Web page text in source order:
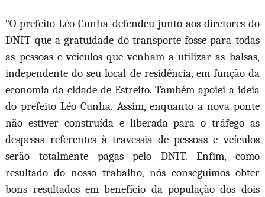
“O prefeito Léo Cunha defendeu junto aos diretores do
DNIT que a gratuidade do transporte fosse para todas
as pessoas e veículos que venham a utilizar as balsas,
independente do seu local de residência, em função da
economia da cidade de Estreito. Também apoiei a ideia
do prefeito Léo Cunha. Assim, enquanto a nova ponte
não estiver construída e liberada para o tráfego as
despesas referentes à travessia de pessoas e veículos
serão totalmente pagas pelo DNIT. Enfim, como
resultado do nosso trabalho, nós conseguimos obter
bons resultados em benefício da população dos dois